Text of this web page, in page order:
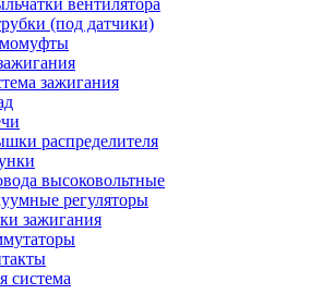
вентилятора
(под датчики)
зажигания
распределителя
высоковольтные
регуляторы
зажигания
система